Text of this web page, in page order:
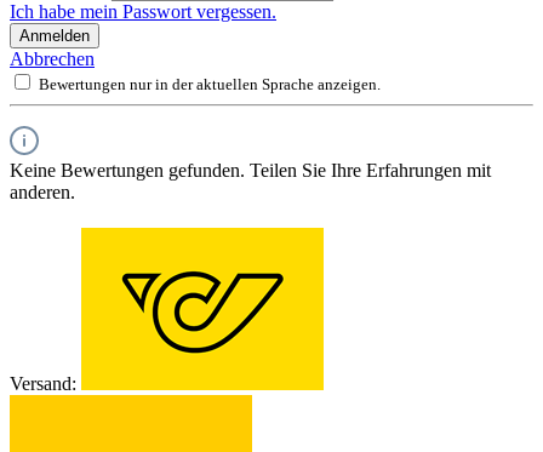
Ich habe mein Passwort vergessen.
Anmelden
Abbrechen
Bewertungen nur in der aktuellen Sprache anzeigen.
Keine Bewertungen gefunden. Teilen Sie Ihre Erfahrungen mit
anderen.
Versand: